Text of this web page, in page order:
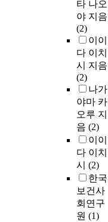
타 나오
야 지음
(2)
이이
다 이치
시 지음
(2)
나가
야마 카
오루 지
음 (2)
이이
다 이치
시 (2)
한국
보건사
회연구
원 (1)